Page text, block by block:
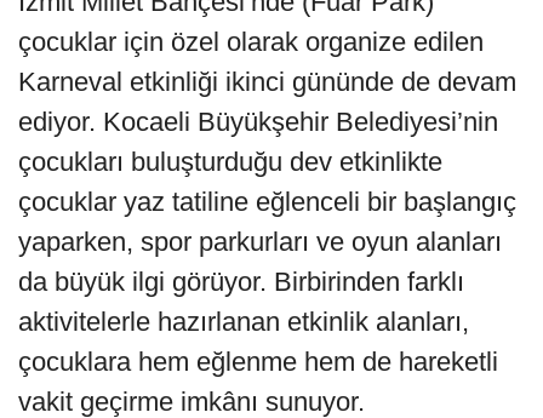
çocuklar için özel olarak organize edilen
Karneval etkinliği ikinci gününde de devam
ediyor. Kocaeli Büyükşehir Belediyesi’nin
çocukları buluşturduğu dev etkinlikte
çocuklar yaz tatiline eğlenceli bir başlangıç
yaparken, spor parkurları ve oyun alanları
da büyük ilgi görüyor. Birbirinden farklı
aktivitelerle hazırlanan etkinlik alanları,
çocuklara hem eğlenme hem de hareketli
vakit geçirme imkânı sunuyor.